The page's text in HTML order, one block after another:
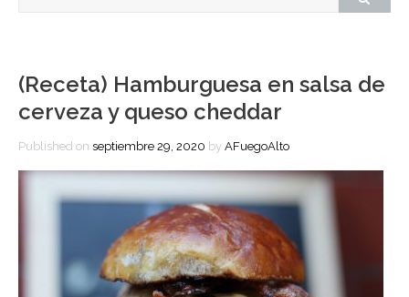
(Receta) Hamburguesa en salsa de
cerveza y queso cheddar
Published on septiembre 29, 2020 by AFuegoAlto